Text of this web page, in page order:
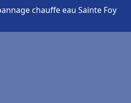
chauffe eau Sainte Foy